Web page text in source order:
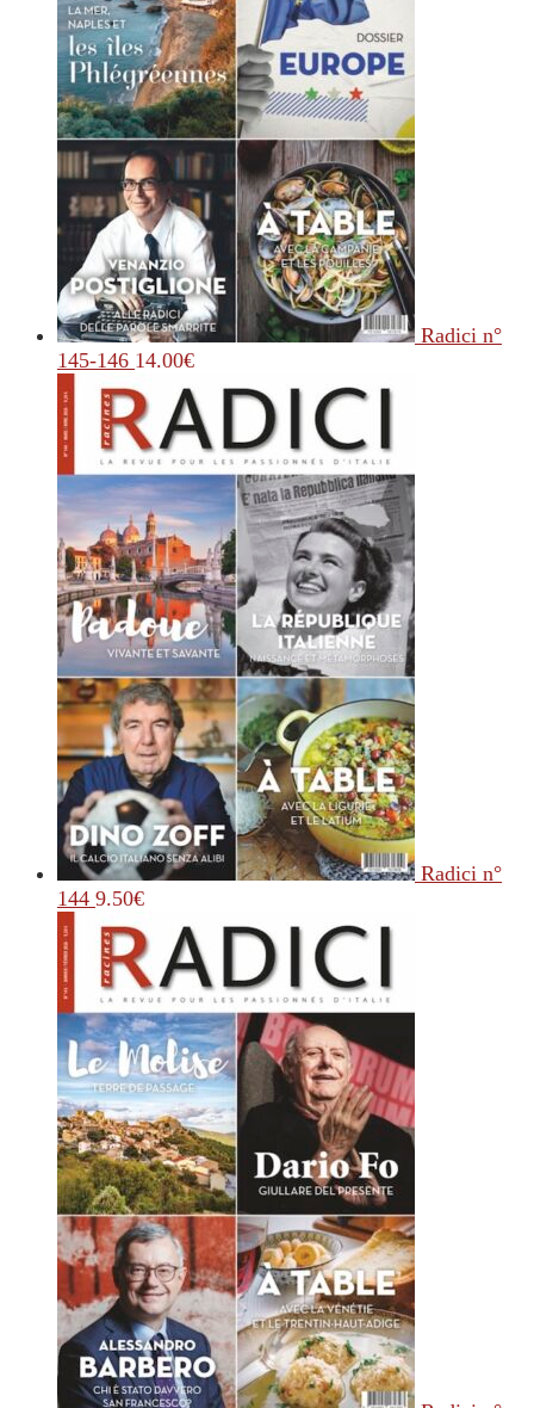
Radici n°
145-146 14.00€
Radici n°
144 9.50€